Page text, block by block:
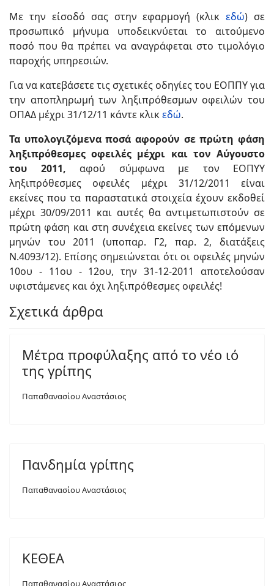
Με την είσοδό σας στην εφαρμογή (κλικεδώ) σε
προσωπικό μήνυμα υποδεικνύεται το αιτούμενο
ποσό που θα πρέπει να αναγράφεται στο τιμολόγιο
παροχής υπηρεσιών.
Για να κατεβάσετε τις σχετικές οδηγίες του ΕΟΠΠΥ για
την αποπληρωμή των ληξιπρόθεσμων οφειλών του
ΟΠΑΔ μέχρι 31/12/11 κάντε κλικεδώ.
Τα υπολογιζόμενα ποσά αφορούν σε πρώτη φάση
ληξιπρόθεσμες οφειλές μέχρι και τον Αύγουστο
του 2011, αφού σύμφωνα με τον ΕΟΠΥΥ
ληξιπρόθεσμες οφειλές μέχρι 31/12/2011 είναι
εκείνες που τα παραστατικά στοιχεία έχουν εκδοθεί
μέχρι 30/09/2011 και αυτές θα αντιμετωπιστούν σε
πρώτη φάση και στη συνέχεια εκείνες των επόμενων
μηνών του 2011 (υποπαρ. Γ2, παρ. 2, διατάξεις
Ν.4093/12). Επίσης σημειώνεται ότι οι οφειλές μηνών
10ου - 11ου - 12ου, την 31-12-2011 αποτελούσαν
υφιστάμενες και όχι ληξιπρόθεσμες οφειλές!
Σχετικά άρθρα
Μέτρα προφύλαξης από το νέο ιό
της γρίπης
Παπαθανασίου Αναστάσιος
Πανδημία γρίπης
Παπαθανασίου Αναστάσιος
ΚΕΘΕΑ
Παπαθανασίου Αναστάσιος